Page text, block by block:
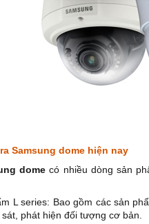
Samsung dome hiện nay
dome có nhiều dòng sản
L series: Bao gồm các sản
phát hiện đối tượng cơ bản.